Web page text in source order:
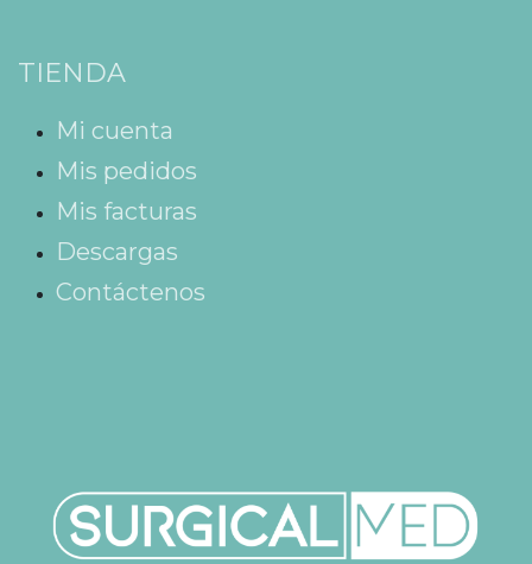
TIENDA
Mi cuenta
Mis pedidos
Mis facturas
Descargas
Contáctenos